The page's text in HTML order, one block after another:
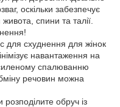
оскільки забезпечує
спини та талії.
схуднення для жінок
навантаження на
спалюванню
речовин можна
обруч із